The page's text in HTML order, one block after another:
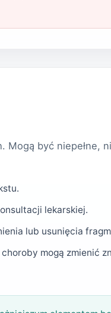
Mogą być niepełne,
lekarskiej.
lub usunięcia
mogą zmienić